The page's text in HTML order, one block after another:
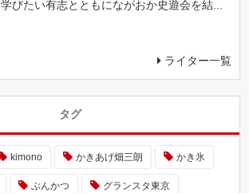
学びたい有志とともにながおか史遊会を結...
ライター一覧
タグ
kimono かきあげ畑三朗 かき氷
ぶんかつ グランスタ東京